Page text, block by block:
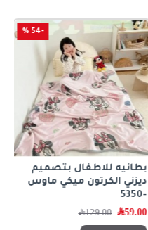
-54 %
بطانيه للاطفال بتصميم
ديزني الكرتون ميكي ماوس
-5350
59.00﷼ 129.00﷼